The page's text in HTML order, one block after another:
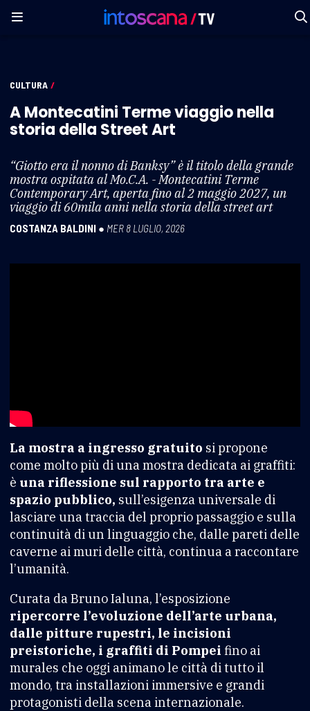
CULTURA /
A Montecatini Terme viaggio nella
storia della Street Art
“Giotto era il nonno di Banksy” è il titolo della grande
mostra ospitata al Mo.C.A. - Montecatini Terme
Contemporary Art, aperta fino al 2 maggio 2027, un
viaggio di 60mila anni nella storia della street art
COSTANZA BALDINI ● MER 8 LUGLIO, 2026
La mostra a ingresso gratuito si propone
come molto più di una mostra dedicata ai graffiti:
è una riflessione sul rapporto tra arte e
spazio pubblico, sull’esigenza universale di
lasciare una traccia del proprio passaggio e sulla
continuità di un linguaggio che, dalle pareti delle
caverne ai muri delle città, continua a raccontare
l’umanità.
Curata da Bruno Ialuna, l’esposizione
ripercorre l’evoluzione dell’arte urbana,
dalle pitture rupestri, le incisioni
preistoriche, i graffiti di Pompei fino ai
murales che oggi animano le città di tutto il
mondo, tra installazioni immersive e grandi
protagonisti della scena internazionale.